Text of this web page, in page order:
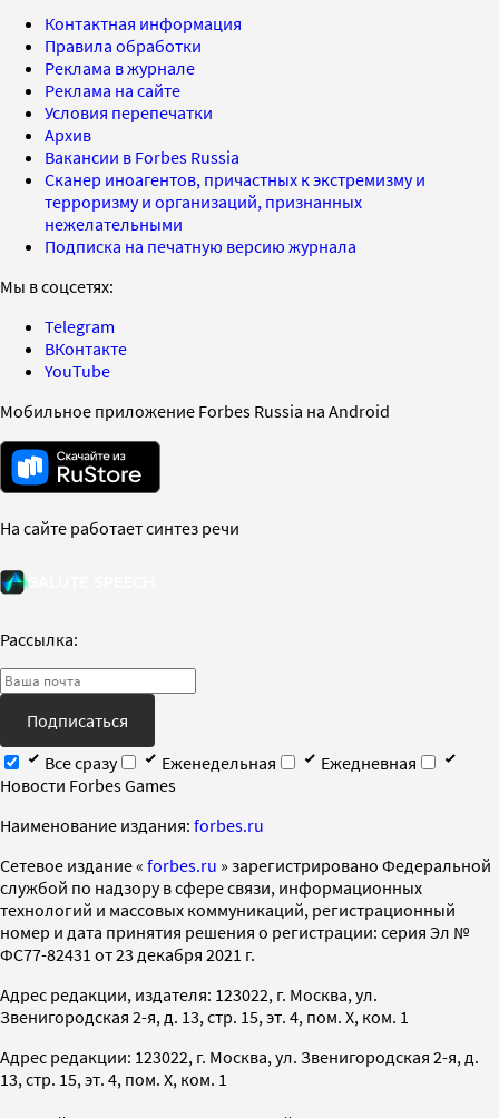
Контактная информация
Правила обработки
Реклама в журнале
Реклама на сайте
Условия перепечатки
Архив
Вакансии в Forbes Russia
Сканер иноагентов, причастных к экстремизму и
терроризму и организаций, признанных
нежелательными
Подписка на печатную версию журнала
Мы в соцсетях:
Telegram
ВКонтакте
YouTube
Мобильное приложение Forbes Russia на Android
На сайте работает синтез речи
Рассылка:
Подписаться
Все сразу
Еженедельная
Ежедневная
Новости Forbes Games
Наименование издания: forbes.ru
Cетевое издание « forbes.ru » зарегистрировано Федеральной
службой по надзору в сфере связи, информационных
технологий и массовых коммуникаций, регистрационный
номер и дата принятия решения о регистрации: серия Эл №
ФС77-82431 от 23 декабря 2021 г.
Адрес редакции, издателя: 123022, г. Москва, ул.
Звенигородская 2-я, д. 13, стр. 15, эт. 4, пом. X, ком. 1
Адрес редакции: 123022, г. Москва, ул. Звенигородская 2-я, д.
13, стр. 15, эт. 4, пом. X, ком. 1